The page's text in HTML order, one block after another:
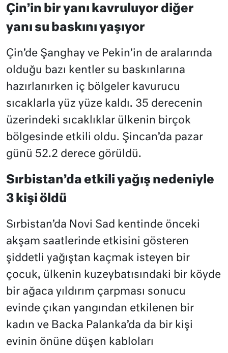
Çin’in bir yanı kavruluyor diğer
yanı su baskını yaşıyor
Çin’de Şanghay ve Pekin’in de aralarında
olduğu bazı kentler su baskınlarına
hazırlanırken iç bölgeler kavurucu
sıcaklarla yüz yüze kaldı. 35 derecenin
üzerindeki sıcaklıklar ülkenin birçok
bölgesinde etkili oldu. Şincan’da pazar
günü 52.2 derece görüldü.
Sırbistan’da etkili yağış nedeniyle
3 kişi öldü
Sırbistan’da Novi Sad kentinde önceki
akşam saatlerinde etkisini gösteren
şiddetli yağıştan kaçmak isteyen bir
çocuk, ülkenin kuzeybatısındaki bir köyde
bir ağaca yıldırım çarpması sonucu
evinde çıkan yangından etkilenen bir
kadın ve Backa Palanka’da da bir kişi
evinin önüne düşen kabloları